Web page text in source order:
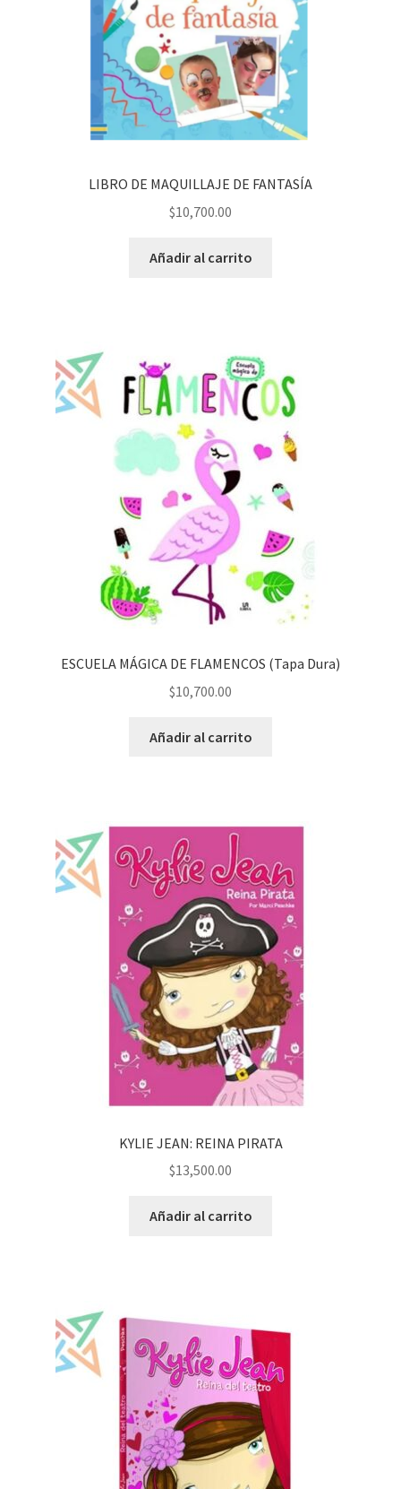
LIBRO DE MAQUILLAJE DE FANTASÍA
$10,700.00
Añadir al carrito
ESCUELA MÁGICA DE FLAMENCOS (Tapa Dura)
$10,700.00
Añadir al carrito
KYLIE JEAN: REINA PIRATA
$13,500.00
Añadir al carrito